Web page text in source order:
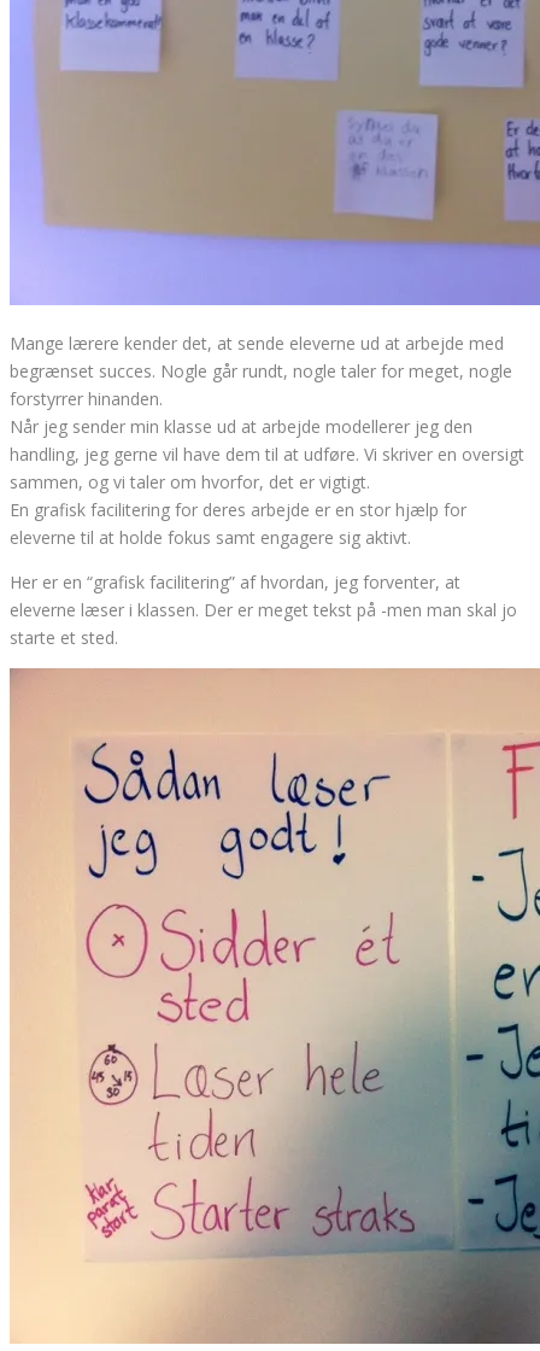
Mange lærere kender det, at sende eleverne ud at arbejde med
begrænset succes. Nogle går rundt, nogle taler for meget, nogle
forstyrrer hinanden.
Når jeg sender min klasse ud at arbejde modellerer jeg den
handling, jeg gerne vil have dem til at udføre. Vi skriver en oversigt
sammen, og vi taler om hvorfor, det er vigtigt.
En grafisk facilitering for deres arbejde er en stor hjælp for
eleverne til at holde fokus samt engagere sig aktivt.
Her er en “grafisk facilitering” af hvordan, jeg forventer, at
eleverne læser i klassen. Der er meget tekst på -men man skal jo
starte et sted.